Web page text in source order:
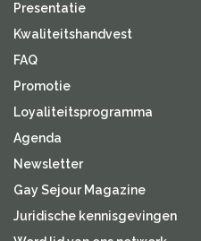
Presentatie
Kwaliteitshandvest
FAQ
Promotie
Loyaliteitsprogramma
Agenda
Newsletter
Gay Sejour Magazine
Juridische kennisgevingen